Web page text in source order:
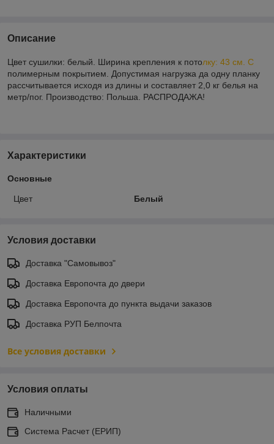
Описание
Цвет сушилки: белый. Ширина крепления к потолку: 43 см. С
полимерным покрытием. Допустимая нагрузка да одну планку
рассчитывается исходя из длины и составляет 2,0 кг белья на
метр/пог. Производство: Польша. РАСПРОДАЖА!
Характеристики
Основные
Цвет Белый
Условия доставки
Доставка "Самовывоз"
Доставка Европочта до двери
Доставка Европочта до пункта выдачи заказов
Доставка РУП Белпочта
Все условия доставки
Условия оплаты
Наличными
Система Расчет (ЕРИП)